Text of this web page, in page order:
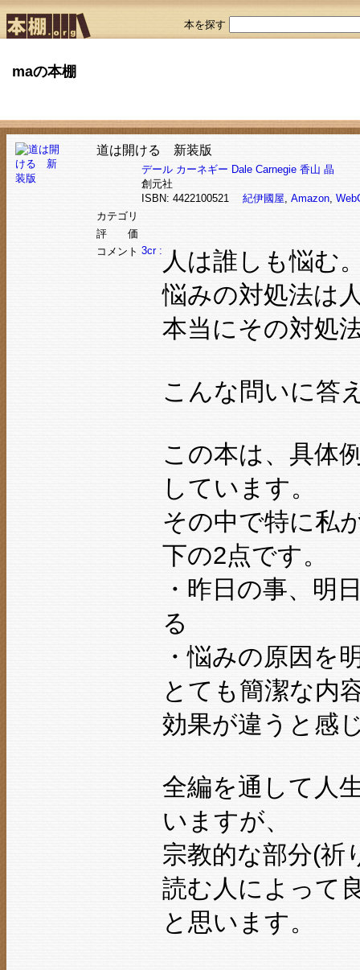
本を探す
maの本棚
道は開ける 新装版
デール カーネギー Dale Carnegie 香山 晶
創元社
ISBN: 4422100521 紀伊國屋, Amazon,
カテゴリ
評 価
コメント 3cr : 人は誰しも悩む
悩みの対処法は
本当にその対処
こんな問いに答
この本は、具体
しています。
その中で特に私
下の2点です。
・昨日の事、明
る
・悩みの原因を
とても簡潔な内
効果が違うと感
全編を通して人
いますが、
宗教的な部分(祈
読む人によって
と思います。